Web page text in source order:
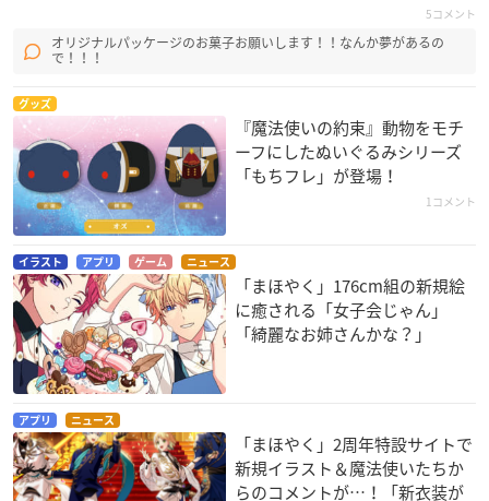
5コメント
オリジナルパッケージのお菓子お願いします！！なんか夢があるの
で！！！
グッズ
『魔法使いの約束』動物をモチ
ーフにしたぬいぐるみシリーズ
「もちフレ」が登場！
1コメント
イラスト アプリ ゲーム ニュース
「まほやく」176cm組の新規絵
に癒される「女子会じゃん」
「綺麗なお姉さんかな？」
アプリ ニュース
「まほやく」2周年特設サイトで
新規イラスト＆魔法使いたちか
らのコメントが…！「新衣装が